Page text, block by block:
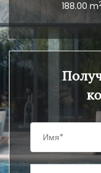
188.00 m